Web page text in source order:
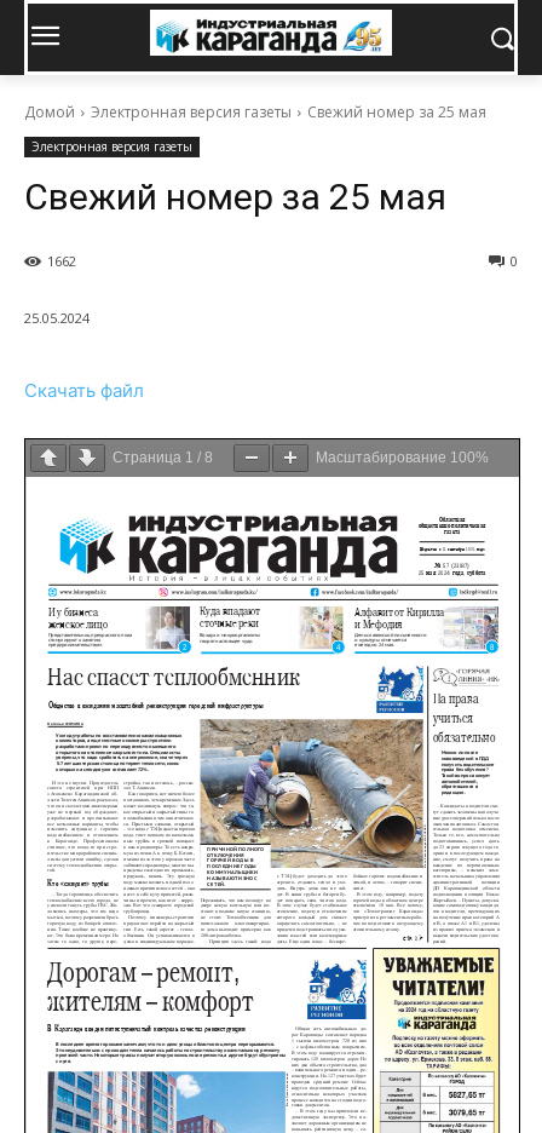
Домой Электронная версия газеты Свежий номер за 25 мая
Электронная версия газеты
Свежий номер за 25 мая
0
1662
25.05.2024
Скачать файл
Страница 1 / 8 Масштабирование 100%